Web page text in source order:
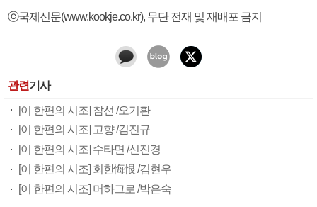
ⓒ국제신문(www.kookje.co.kr), 무단 전재 및 재배포 금지
관련기사
[이 한편의 시조] 참선 /오기환
[이 한편의 시조] 고향 /김진규
[이 한편의 시조] 수타면 /신진경
[이 한편의 시조] 회한悔恨 /김현우
[이 한편의 시조] 머하그로 /박은숙